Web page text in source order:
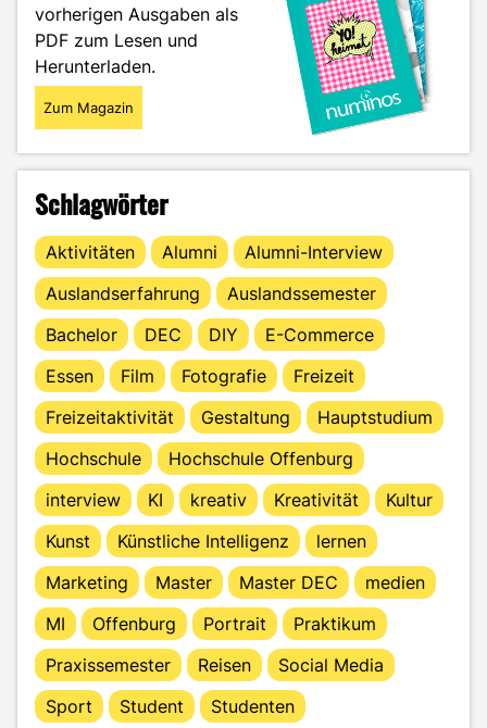
vorherigen Ausgaben als
PDF zum Lesen und
Herunterladen.
Zum Magazin
Schlagwörter
Aktivitäten Alumni
Alumni-Interview
Auslandserfahrung
Auslandssemester
Bachelor
DEC DIY
E-Commerce
Essen
Film Fotografie
Freizeit
Freizeitaktivität
Gestaltung
Hauptstudium
Hochschule
Hochschule Offenburg
interview
KI kreativ Kreativität
Kultur
Kunst
Künstliche Intelligenz
lernen
Marketing
Master Master DEC
medien
MI
Offenburg Portrait
Praktikum
Praxissemester
Reisen
Social Media
Sport
Student Studenten